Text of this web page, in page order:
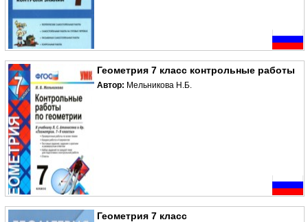
Геометрия 7 класс контрольные работы
Автор: Мельникова Н.Б.
Геометрия 7 класс